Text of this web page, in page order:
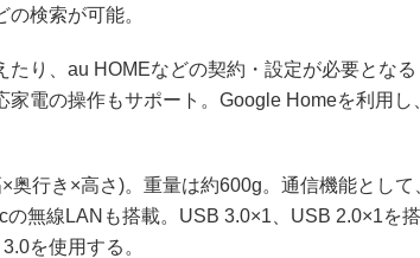
検索が可能。
り、au HOMEなどの契約・設定が必要となる
電の操作もサポート。Google Homeを利用し
行き×高さ)。重量は約600g。通信機能として
無線LANも搭載。USB 3.0×1、USB 2.0×1を搭
を使用する。